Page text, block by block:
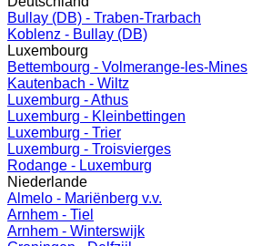
Bullay (DB) - Traben-Trarbach
Koblenz - Bullay (DB)
Luxembourg
Bettembourg - Volmerange-les-Mines
Kautenbach - Wiltz
Luxemburg - Athus
Luxemburg - Kleinbettingen
Luxemburg - Trier
Luxemburg - Troisvierges
Rodange - Luxemburg
Niederlande
Almelo - Mariënberg v.v.
Arnhem - Tiel
Arnhem - Winterswijk